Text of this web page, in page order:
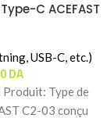
C ACEFAST
USB-C, etc.)
DA
Type de
C2-03 conçu